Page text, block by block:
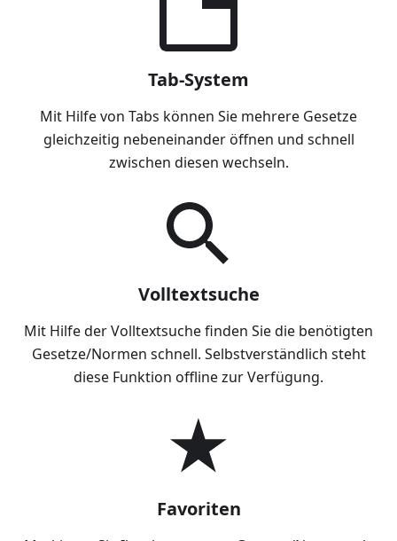
Tab-System
Mit Hilfe von Tabs können Sie mehrere Gesetze
gleichzeitig nebeneinander öffnen und schnell
zwischen diesen wechseln.
Volltextsuche
Mit Hilfe der Volltextsuche finden Sie die benötigten
Gesetze/Normen schnell. Selbstverständlich steht
diese Funktion offline zur Verfügung.
Favoriten